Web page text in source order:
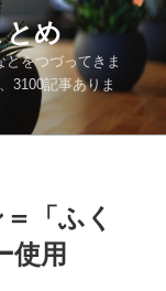
とめ
をつづってきま
3100記事ありま
「ふく
使用